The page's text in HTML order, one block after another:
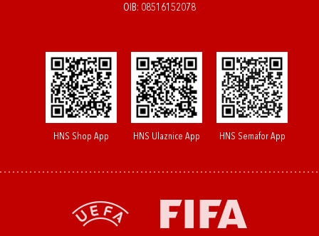
OIB: 08516152078
HNS Shop App HNS Ulaznice App HNS Semafor App